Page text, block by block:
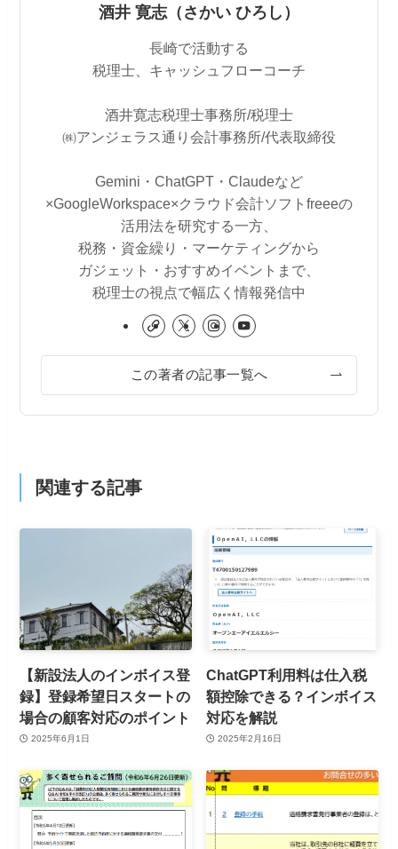
酒井 寛志（さかい ひろし）
長崎で活動する
税理士、キャッシュフローコーチ
酒井寛志税理士事務所/税理士
㈱アンジェラス通り会計事務所/代表取締役
Gemini・ChatGPT・Claudeなど
×GoogleWorkspace×クラウド会計ソフトfreeeの
活用法を研究する一方、
税務・資金繰り・マーケティングから
ガジェット・おすすめイベントまで、
税理士の視点で幅広く情報発信中
この著者の記事一覧へ
関連する記事
【新設法人のインボイス登
録】登録希望日スタートの
場合の顧客対応のポイント
2025年6月1日
ChatGPT利用料は仕入税
額控除できる？インボイス
対応を解説
2025年2月16日